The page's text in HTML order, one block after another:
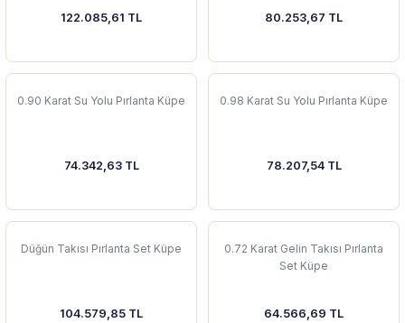
122.085,61 TL 80.253,67 TL
0.90 Karat Su Yolu Pırlanta Küpe
74.342,63 TL
0.98 Karat Su Yolu Pırlanta Küpe
78.207,54 TL
Düğün Takısı Pırlanta Set Küpe
104.579,85 TL
0.72 Karat Gelin Takısı Pırlanta
Set Küpe
64.566,69 TL